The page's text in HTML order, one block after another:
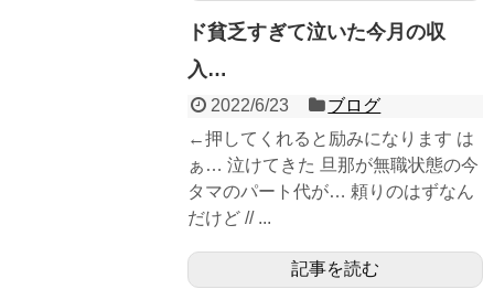
ド貧乏すぎて泣いた今月の収
入…
2022/6/23
ブログ
←押してくれると励みになります は
ぁ… 泣けてきた 旦那が無職状態の今
タマのパート代が… 頼りのはずなん
だけど // ...
記事を読む